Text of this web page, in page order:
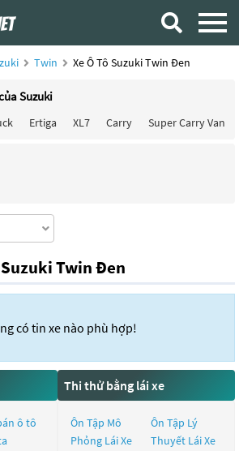
Twin Xe Ô Tô Suzuki Twin Đen
Suzuki
Ertiga XL7 Carry Super Carry Van
Twin Đen
có tin xe nào phù hợp!
ô tô
Thi thử bằng lái xe
Ôn Tập Mô
Phỏng Lái Xe
Ôn Tập Lý
Thuyết Lái Xe